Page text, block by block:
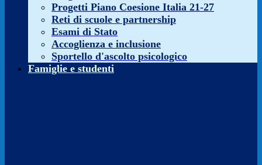
Progetti Piano Coesione Italia 21-27
Reti di scuole e partnership
Esami di Stato
Accoglienza e inclusione
Sportello d'ascolto psicologico
Famiglie e studenti